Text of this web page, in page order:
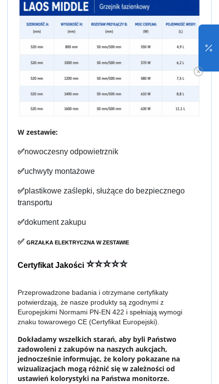
W zestawie:
✅nowoczesny odpowietrznik
✅uchwyty montażowe
✅plastikowe zaślepki, służące do bezpiecznego
transportu
✅dokument zakupu
✅ GRZAŁKA ELEKTRYCZNA W ZESTAWIE
Certyfikat Jakości ⭐⭐⭐⭐⭐
Przeprowadzone badania i otrzymane certyfikaty
potwierdzają, że nasze produkty są zgodnymi z
Europejskimi Normami PN-EN 422 i spełniają wymogi
znaku towarowego CE (Certyfikat Europejski).
Dokładamy wszelkich starań, aby byli Państwo
zadowoleni z zakupów na naszych aukcjach,
jednocześnie informując, że kolory pokazane na
wizualizacjach mogą różnić się w zależności od
ustawień kolorystyki na Państwa monitorze.